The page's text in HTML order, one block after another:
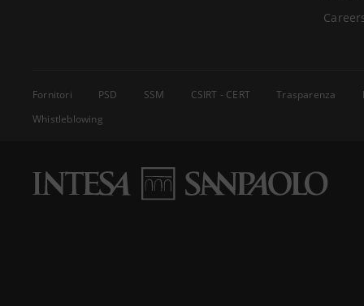
Fornitori PSD SSM CSIRT - CERT Trasparenza
Whistleblowing